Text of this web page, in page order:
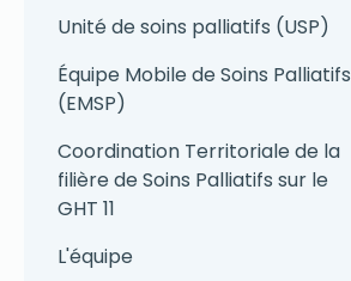
Unité de soins palliatifs (USP)
Équipe Mobile de Soins Palliatifs
(EMSP)
Coordination Territoriale de la
filière de Soins Palliatifs sur le
GHT 11
L'équipe